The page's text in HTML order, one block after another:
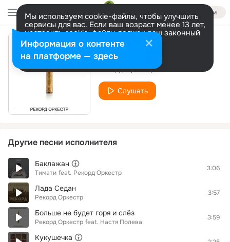
Войти
Мы используем cookie-файлы, чтобы улучшить
сервисы для вас. Если ваш возраст менее 13 лет,
настроить cookie-файлы должен ваш законный
представитель. Больше информации
Разрешить все Настроить
Полифем
Рекорд Оркестр
Слушать
Другие песни исполнителя
Баклажан
Тимати feat. Рекорд Оркестр
3:06
Лада Седан
Рекорд Оркестр
3:57
Больше не будет горя и слёз
Рекорд Оркестр feat. Настя Полева
3:59
Кукушечка
Информация о контенте
на платформе — здесь